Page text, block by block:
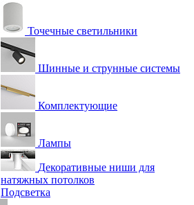
Точечные светильники
Шинные и струнные системы
Комплектующие
Лампы
Декоративные ниши для
натяжных потолков
Подсветка